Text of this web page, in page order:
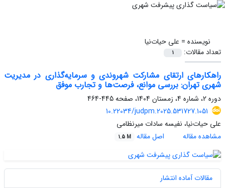
نویسنده = علی حیات‌نیا‌
تعداد مقالات:
1
راهکارهای ارتقای مشارکت شهروندی و سرمایه‌گذاری در مدیریت
شهری تهران: بررسی موانع، فرصت‌ها و تجارب موفق
دوره 2، شماره 4، زمستان 1404، صفحه
445-464
10.22034/judpm.2025.531727.1051
علی حیات‌نیا‌، نفیسه سادات میرنظامی
مشاهده مقاله
اصل مقاله 1.5 M
مقالات آماده انتشار